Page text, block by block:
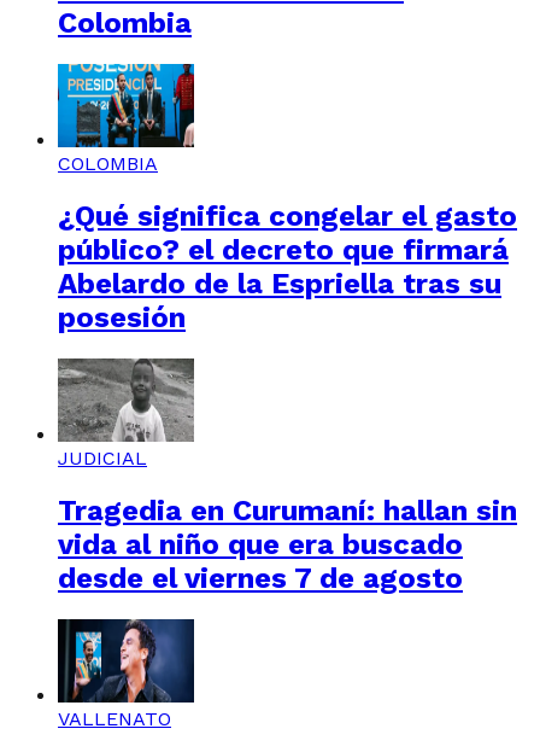
Colombia
COLOMBIA
¿Qué significa congelar el gasto
público? el decreto que firmará
Abelardo de la Espriella tras su
posesión
JUDICIAL
Tragedia en Curumaní: hallan sin
vida al niño que era buscado
desde el viernes 7 de agosto
VALLENATO